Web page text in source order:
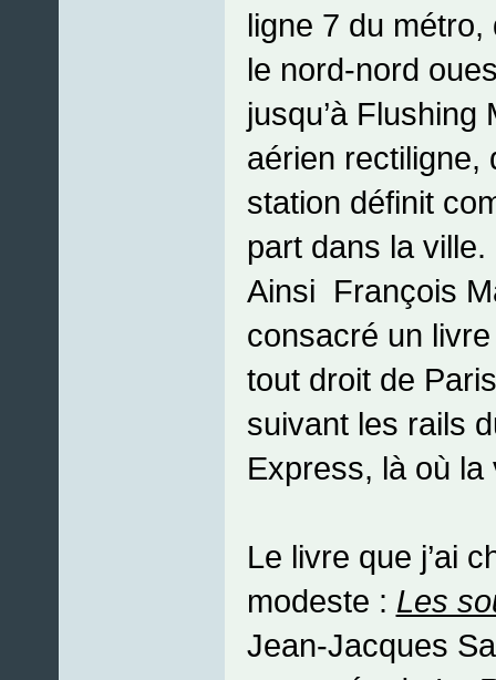
ligne 7 du
le nord-nord
jusqu’à
aérien rectiligne,
station définit
part dans la ville.
Ainsi François
consacré un
tout droit de
suivant les rails
Express, là où la
Le livre que j’ai
modeste : Les
Jean-Jacques